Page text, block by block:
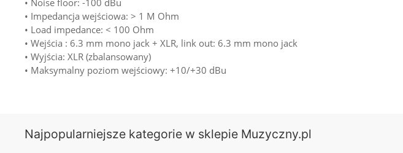
• Impedancja wejściowa: > 1 M Ohm
• Load impedance: < 100 Ohm
• Wejścia : 6.3 mm mono jack + XLR, link out: 6.3 mm mono jack
• Wyjścia: XLR (zbalansowany)
• Maksymalny poziom wejściowy: +10/+30 dBu
Najpopularniejsze kategorie w sklepie Muzyczny.pl